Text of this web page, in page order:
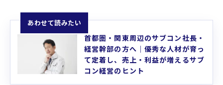
あわせて読みたい
首都圏・関東周辺のサブコン社長・
経営幹部の方へ｜優秀な人材が育っ
て定着し、売上・利益が増えるサブ
コン経営のヒント